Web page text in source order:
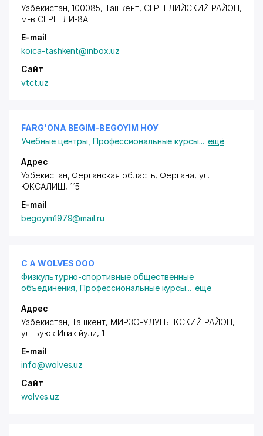
Узбекистан, 100085, Ташкент, СЕРГЕЛИЙСКИЙ РАЙОН,
м-в СЕРГЕЛИ-8А
E-mail
koica-tashkent@inbox.uz
Сайт
vtct.uz
FARG'ONA BEGIM-BEGOYIM НОУ
Учебные центры ,Профессиональные курсы... ещё
Адрес
Узбекистан, Ферганская область, Фергана, ул.
ЮКСАЛИШ, 115
E-mail
begoyim1979@mail.ru
C A WOLVES ООО
Физкультурно-спортивные общественные
объединения ,Профессиональные курсы... ещё
Адрес
Узбекистан, Ташкент, МИРЗО-УЛУГБЕКСКИЙ РАЙОН,
ул. Буюк Ипак йули, 1
E-mail
info@wolves.uz
Сайт
wolves.uz